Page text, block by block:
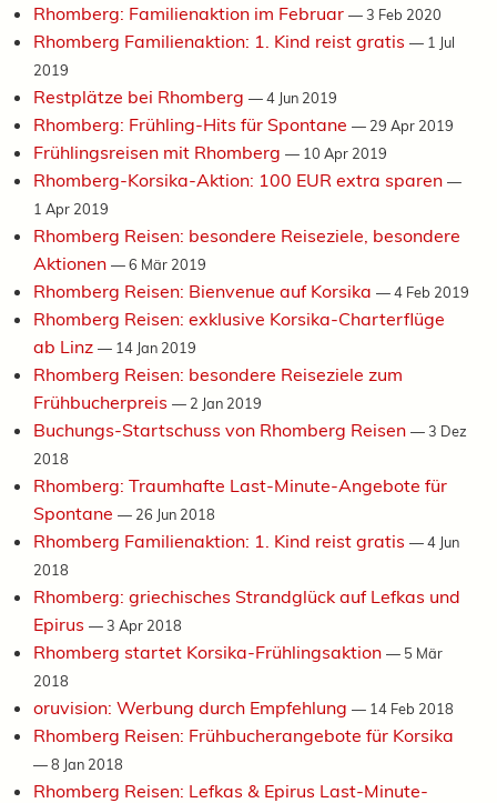
Rhomberg: Familienaktion im Februar —3 Feb 2020
Rhomberg Familienaktion: 1. Kind reist gratis — 1 Jul
2019
Restplätze bei Rhomberg —4 Jun 2019
Rhomberg: Frühling-Hits für Spontane — 29 Apr 2019
Frühlingsreisen mit Rhomberg — 10 Apr 2019
Rhomberg-Korsika-Aktion: 100 EUR extra sparen —
1 Apr 2019
Rhomberg Reisen: besondere Reiseziele, besondere
Aktionen —6 Mär 2019
Rhomberg Reisen: Bienvenue auf Korsika —4 Feb 2019
Rhomberg Reisen: exklusive Korsika-Charterflüge
ab Linz — 14 Jan 2019
Rhomberg Reisen: besondere Reiseziele zum
Frühbucherpreis — 2 Jan 2019
Buchungs-Startschuss von Rhomberg Reisen —3 Dez
2018
Rhomberg: Traumhafte Last-Minute-Angebote für
Spontane — 26 Jun 2018
Rhomberg Familienaktion: 1. Kind reist gratis —4 Jun
2018
Rhomberg: griechisches Strandglück auf Lefkas und
Epirus —3 Apr 2018
Rhomberg startet Korsika-Frühlingsaktion — 5 Mär
2018
oruvision: Werbung durch Empfehlung — 14 Feb 2018
Rhomberg Reisen: Frühbucherangebote für Korsika
—8 Jan 2018
Rhomberg Reisen: Lefkas & Epirus Last-Minute-